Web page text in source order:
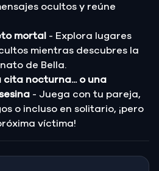
ocultos y reúne
mortal - Explora lugares
mientras descubres la
de Bella.
nocturna... o una
- Juega con tu pareja,
o incluso en solitario, ¡pero
víctima!